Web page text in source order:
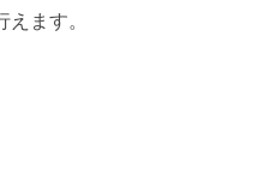
ます。